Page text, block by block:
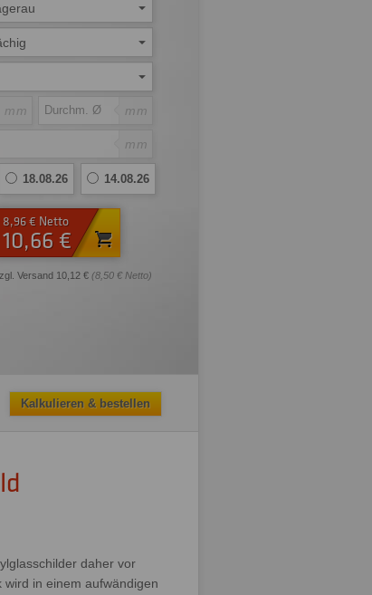
mm mm
mm
18.08.26 14.08.26
8,96 € Netto
10,66 €
Versand 10,12 € (8,50 € Netto)
Kalkulieren & bestellen
daher vor
wird in einem aufwändigen